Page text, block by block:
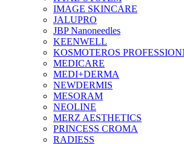
IMAGE SKINCARE
JALUPRO
JBP Nanoneedles
KEENWELL
KOSMOTEROS
MEDICARE
MEDI+DERMA
NEWDERMIS
MESORAM
NEOLINE
MERZ AESTHETICS
PRINCESS CROMA
RADIESS